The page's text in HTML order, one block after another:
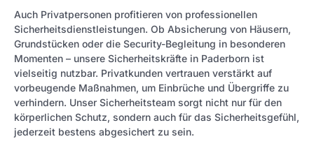
Auch Privatpersonen profitieren von professionellen
Sicherheitsdienstleistungen. Ob Absicherung von Häusern,
Grundstücken oder die Security-Begleitung in besonderen
Momenten – unsere Sicherheitskräfte in Paderborn ist
vielseitig nutzbar. Privatkunden vertrauen verstärkt auf
vorbeugende Maßnahmen, um Einbrüche und Übergriffe zu
verhindern. Unser Sicherheitsteam sorgt nicht nur für den
körperlichen Schutz, sondern auch für das Sicherheitsgefühl,
jederzeit bestens abgesichert zu sein.